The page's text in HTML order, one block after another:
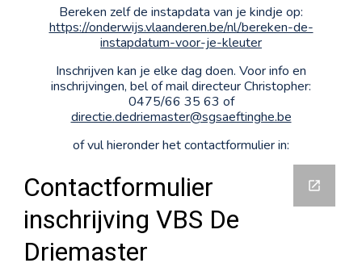
Bereken zelf de instapdata van je kindje op:
https://onderwijs.vlaanderen.be/nl/bereken-de-
instapdatum-voor-je-kleuter
Inschrijven kan je elke dag doen. Voor info en
inschrijvingen, bel of mail directeur Christopher:
0475/66 35 63 of
directie.dedriemaster@sgsaeftinghe.be
of vul hieronder het contactformulier in: